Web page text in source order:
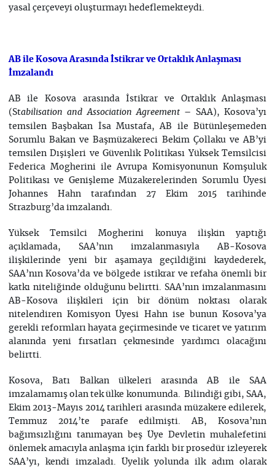
yasal çerçeveyi oluşturmayı hedeflemekteydi.
AB ile Kosova Arasında İstikrar ve Ortaklık Anlaşması
İmzalandı
AB ile Kosova arasında İstikrar ve Ortaklık Anlaşması
(Stabilisation and Association Agreement – SAA), Kosova’yı
temsilen Başbakan İsa Mustafa, AB ile Bütünleşemeden
Sorumlu Bakan ve Başmüzakereci Bekim Çollaku ve AB’yi
temsilen Dışişleri ve Güvenlik Politikası Yüksek Temsilcisi
Federica Mogherini ile Avrupa Komisyonunun Komşuluk
Politikası ve Genişleme Müzakerelerinden Sorumlu Üyesi
Johannes Hahn tarafından 27 Ekim 2015 tarihinde
Strazburg’da imzalandı.
Yüksek Temsilci Mogherini konuya ilişkin yaptığı
açıklamada, SAA’nın imzalanmasıyla AB-Kosova
ilişkilerinde yeni bir aşamaya geçildiğini kaydederek,
SAA’nın Kosova’da ve bölgede istikrar ve refaha önemli bir
katkı niteliğinde olduğunu belirtti. SAA’nın imzalanmasını
AB-Kosova ilişkileri için bir dönüm noktası olarak
nitelendiren Komisyon Üyesi Hahn ise bunun Kosova’ya
gerekli reformları hayata geçirmesinde ve ticaret ve yatırım
alanında yeni fırsatları çekmesinde yardımcı olacağını
belirtti.
Kosova, Batı Balkan ülkeleri arasında AB ile SAA
imzalamamış olan tek ülke konumunda. Bilindiği gibi, SAA,
Ekim 2013-Mayıs 2014 tarihleri arasında müzakere edilerek,
Temmuz 2014’te parafe edilmişti. AB, Kosova’nın
bağımsızlığını tanımayan beş Üye Devletin muhalefetini
önlemek amacıyla anlaşma için farklı bir prosedür izleyerek
SAA’yı, kendi imzaladı. Üyelik yolunda ilk adım olarak